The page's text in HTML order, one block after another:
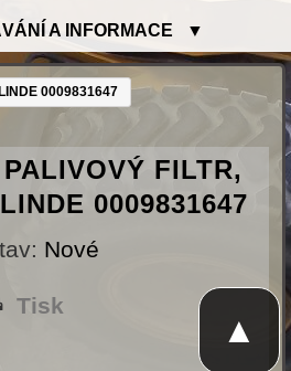
A INFORMACE ▼
0009831647
PALIVOVÝ FILTR,
LINDE 0009831647
Nové
Tisk
▲